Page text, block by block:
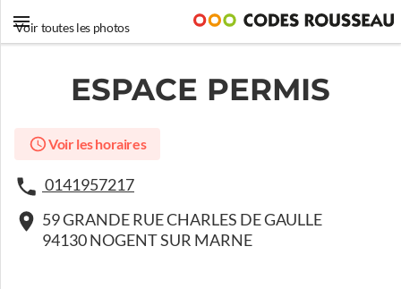
Voir toutes les photos
ESPACE PERMIS
Voir les horaires
0141957217
59 GRANDE RUE CHARLES DE GAULLE
94130 NOGENT SUR MARNE